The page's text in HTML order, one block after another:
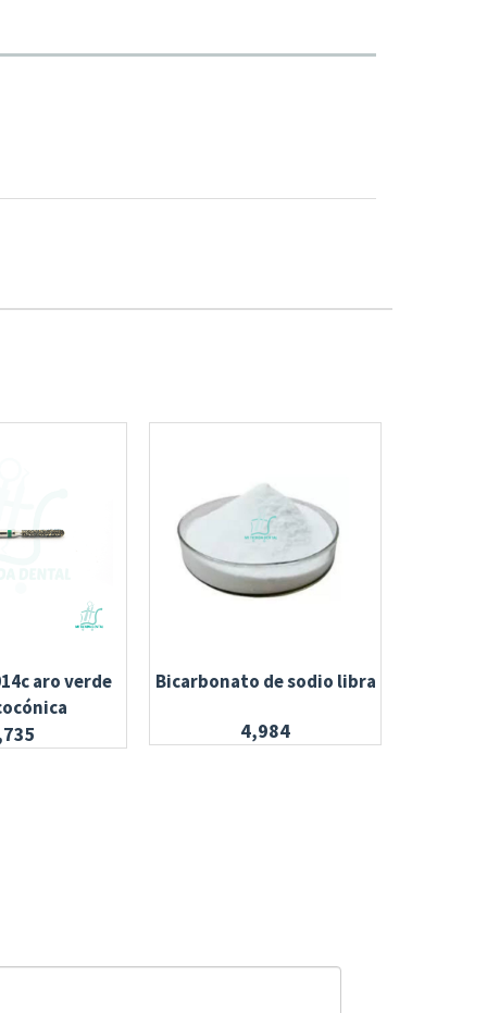
aro verde
Bicarbonato de sodio libra
4,984